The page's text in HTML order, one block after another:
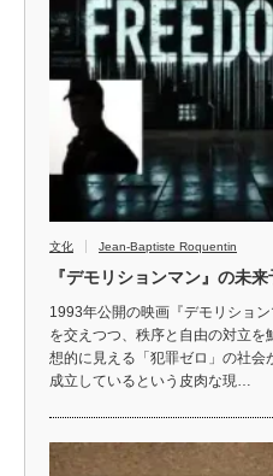
文化 Jean-Baptiste Roquentin
『デモリションマン』の未
1993年公開の映画『デモリショ
を交えつつ、秩序と自由の対立
想的に見える「犯罪ゼロ」の社会
成立しているという皮肉な現…